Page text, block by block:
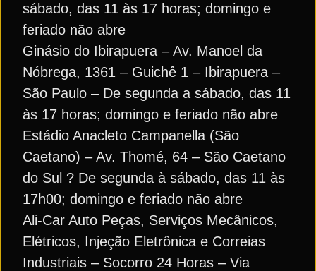
sábado, das 11 às 17 horas; domingo e
feriado não abre
Ginásio do Ibirapuera – Av. Manoel da
Nóbrega, 1361 – Guichê 1 – Ibirapuera –
São Paulo – De segunda a sábado, das 11
às 17 horas; domingo e feriado não abre
Estádio Anacleto Campanella (São
Caetano) – Av. Thomé, 64 – São Caetano
do Sul ? De segunda à sábado, das 11 às
17h00; domingo e feriado não abre
Ali-Car Auto Peças, Serviços Mecânicos,
Elétricos, Injeção Eletrônica e Correias
Industriais – Socorro 24 Horas – Via